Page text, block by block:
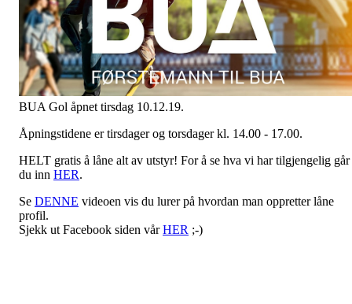
BUA Gol åpnet tirsdag 10.12.19.
Åpningstidene er tirsdager og torsdager kl. 14.00 - 17.00.
HELT gratis å låne alt av utstyr! For å se hva vi har tilgjengelig går
du inn HER.
Se DENNE videoen vis du lurer på hvordan man oppretter låne
profil.
Sjekk ut Facebook siden vårHER ;-)